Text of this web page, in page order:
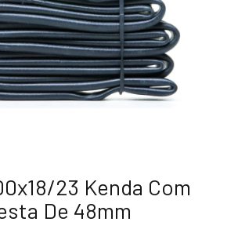
23 Kenda Com
De 48mm